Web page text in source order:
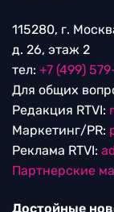
115280, г.
д. 26, этаж 2
тел: +7 (499)
Для общих
Редакция RTVI:
Маркетинг/PR:
Реклама RTVI:
Партнерские
Достойные